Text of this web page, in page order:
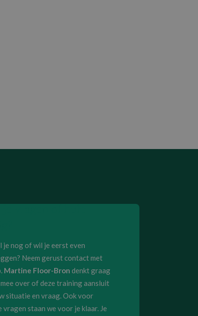
je vragen of hulp
je nog of wil je eerst even
Neem gerust contact met
Martine Floor-Bron denkt graag
over of deze training aansluit
situatie en vraag. Ook voor
vragen staan we voor je klaar. Je